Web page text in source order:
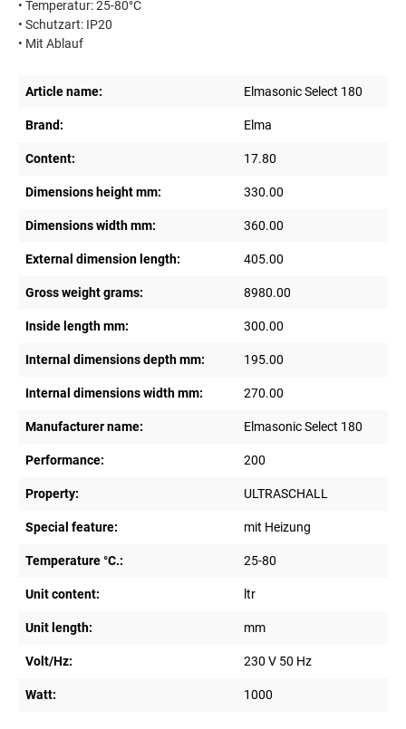
• Temperatur: 25-80°C
• Schutzart: IP20
• Mit Ablauf
Article name: Elmasonic Select 180
Brand: Elma
Content: 17.80
Dimensions height mm: 330.00
Dimensions width mm: 360.00
External dimension length: 405.00
Gross weight grams: 8980.00
Inside length mm: 300.00
Internal dimensions depth mm: 195.00
Internal dimensions width mm: 270.00
Manufacturer name: Elmasonic Select 180
Performance: 200
Property: ULTRASCHALL
Special feature: mit Heizung
Temperature °C.: 25-80
Unit content: ltr
Unit length: mm
Volt/Hz: 230 V 50 Hz
Watt: 1000